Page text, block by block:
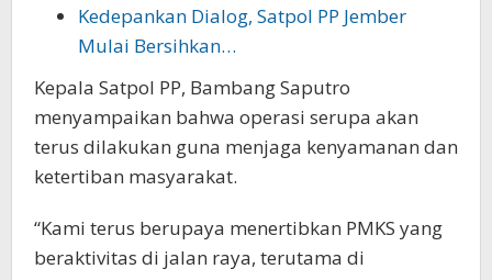
Kedepankan Dialog, Satpol PP Jember
Mulai Bersihkan…
Kepala Satpol PP, Bambang Saputro
menyampaikan bahwa operasi serupa akan
terus dilakukan guna menjaga kenyamanan dan
ketertiban masyarakat.
“Kami terus berupaya menertibkan PMKS yang
beraktivitas di jalan raya, terutama di